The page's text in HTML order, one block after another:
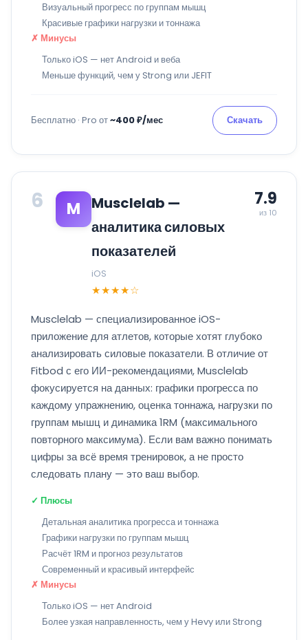
Визуальный прогресс по группам мышц
Красивые графики нагрузки и тоннажа
✗ Минусы
Только iOS — нет Android и веба
Меньше функций, чем у Strong или JEFIT
Бесплатно · Pro от~400 ₽/мес Скачать
6 M
Musclelab —
аналитика силовых
показателей
iOS
★★★★☆
7.9
из 10
Musclelab — специализированное iOS-
приложение для атлетов, которые хотят глубоко
анализировать силовые показатели. В отличие от
Fitbod с его ИИ-рекомендациями, Musclelab
фокусируется на данных: графики прогресса по
каждому упражнению, оценка тоннажа, нагрузки по
группам мышц и динамика 1RM (максимального
повторного максимума). Если вам важно понимать
цифры за всё время тренировок, а не просто
следовать плану — это ваш выбор.
✓ Плюсы
Детальная аналитика прогресса и тоннажа
Графики нагрузки по группам мышц
Расчёт 1RM и прогноз результатов
Современный и красивый интерфейс
✗ Минусы
Только iOS — нет Android
Более узкая направленность, чем у Hevy или Strong